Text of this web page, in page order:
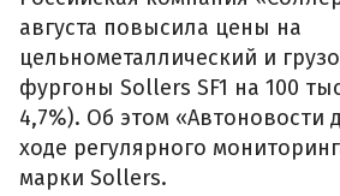
августа повысила цены на
цельнометаллический и
фургоны Sollers SF1 на 100
4,7%). Об этом «Автоновости
ходе регулярного
марки Sollers.